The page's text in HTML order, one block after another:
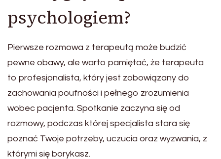
psychologiem?
Pierwsze rozmowa z terapeutą może budzić
pewne obawy, ale warto pamiętać, że terapeuta
to profesjonalista, który jest zobowiązany do
zachowania poufności i pełnego zrozumienia
wobec pacjenta. Spotkanie zaczyna się od
rozmowy, podczas której specjalista stara się
poznać Twoje potrzeby, uczucia oraz wyzwania, z
którymi się borykasz.